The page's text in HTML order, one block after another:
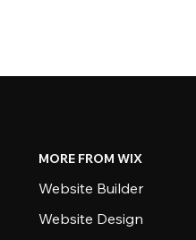
MORE FROM WIX
Website Builder
Website Design